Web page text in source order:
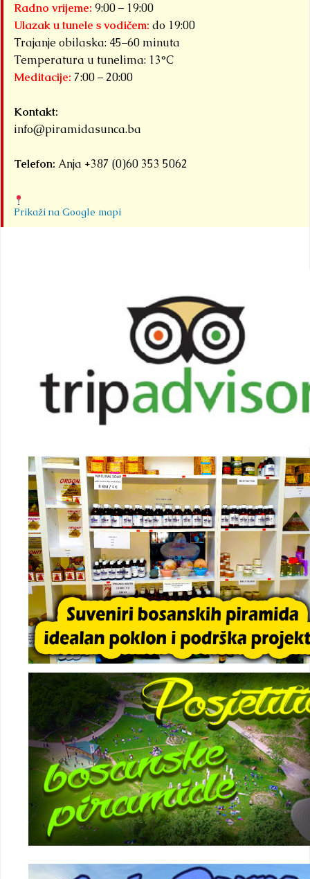
sportska
događaja
okupljena pod
zajedničkim
nazivom...
Radno vrijeme: 9:00 – 19:00
Ulazak u tunele s vodičem: do 19:00
Trajanje obilaska: 45–60 minuta
Temperatura u tunelima: 13°C
Meditacije: 7:00 – 20:00
Kontakt:
info@piramidasunca.ba
Telefon: Anja +387 (0)60 353 5062
Prikaži na Google mapi